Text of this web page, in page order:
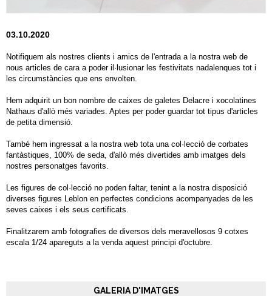
03.10.2020
Notifiquem als nostres clients i amics de l'entrada a la nostra web de
nous articles de cara a poder il·lusionar les festivitats nadalenques tot i
les circumstàncies que ens envolten.
Hem adquirit un bon nombre de caixes de galetes Delacre i xocolatines
Nathaus d'allò més variades. Aptes per poder guardar tot tipus d'articles
de petita dimensió.
També hem ingressat a la nostra web tota una col·lecció de corbates
fantàstiques, 100% de seda, d'allò més divertides amb imatges dels
nostres personatges favorits.
Les figures de col·lecció no poden faltar, tenint a la nostra disposició
diverses figures Leblon en perfectes condicions acompanyades de les
seves caixes i els seus certificats.
Finalitzarem amb fotografies de diversos dels meravellosos 9 cotxes
escala 1/24 apareguts a la venda aquest principi d'octubre.
GALERIA D'IMATGES